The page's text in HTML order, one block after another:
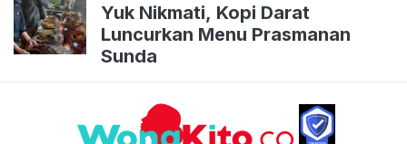
Yuk Nikmati, Kopi Darat
Luncurkan Menu Prasmanan
Sunda